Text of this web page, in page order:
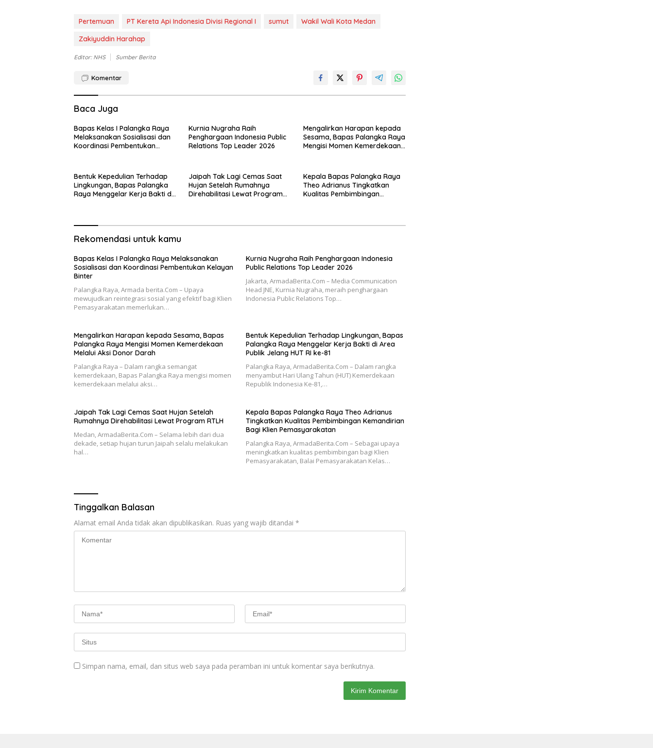
Pertemuan PT Kereta Api Indonesia Divisi Regional I sumut
Wakil Wali Kota Medan
Zakiyuddin Harahap
Editor: NHS Sumber Berita
Komentar
Baca Juga
Bapas Kelas I Palangka Raya
Melaksanakan Sosialisasi dan
Koordinasi Pembentukan
Kurnia Nugraha Raih
Penghargaan Indonesia Public
Relations Top Leader 2026
Mengalirkan Harapan kepada
Sesama, Bapas Palangka Raya
Mengisi Momen Kemerdekaan
Bentuk Kepedulian Terhadap
Lingkungan, Bapas Palangka
Raya Menggelar Kerja Bakti di
Jaipah Tak Lagi Cemas Saat
Hujan Setelah Rumahnya
Direhabilitasi Lewat Program
Kepala Bapas Palangka Raya
Theo Adrianus Tingkatkan
Kualitas Pembimbingan
Rekomendasi untuk kamu
Bapas Kelas I Palangka Raya Melaksanakan
Sosialisasi dan Koordinasi Pembentukan Kelayan
Binter
Palangka Raya, Armada berita.Com – Upaya
mewujudkan reintegrasi sosial yang efektif bagi Klien
Pemasyarakatan memerlukan…
Kurnia Nugraha Raih Penghargaan Indonesia
Public Relations Top Leader 2026
Jakarta, ArmadaBerita.Com – Media Communication
Head JNE, Kurnia Nugraha, meraih penghargaan
Indonesia Public Relations Top…
Mengalirkan Harapan kepada Sesama, Bapas
Palangka Raya Mengisi Momen Kemerdekaan
Melalui Aksi Donor Darah
Palangka Raya – Dalam rangka semangat
kemerdekaan, Bapas Palangka Raya mengisi momen
kemerdekaan melalui aksi…
Bentuk Kepedulian Terhadap Lingkungan, Bapas
Palangka Raya Menggelar Kerja Bakti di Area
Publik Jelang HUT RI ke-81
Palangka Raya, ArmadaBerita.Com – Dalam rangka
menyambut Hari Ulang Tahun (HUT) Kemerdekaan
Republik Indonesia Ke-81,…
Jaipah Tak Lagi Cemas Saat Hujan Setelah
Rumahnya Direhabilitasi Lewat Program RTLH
Medan, ArmadaBerita.Com – Selama lebih dari dua
dekade, setiap hujan turun Jaipah selalu melakukan
hal…
Kepala Bapas Palangka Raya Theo Adrianus
Tingkatkan Kualitas Pembimbingan Kemandirian
Bagi Klien Pemasyarakatan
Palangka Raya, ArmadaBerita.Com – Sebagai upaya
meningkatkan kualitas pembimbingan bagi Klien
Pemasyarakatan, Balai Pemasyarakatan Kelas…
Tinggalkan Balasan
Alamat email Anda tidak akan dipublikasikan. Ruas yang wajib ditandai *
Simpan nama, email, dan situs web saya pada peramban ini untuk komentar saya berikutnya.